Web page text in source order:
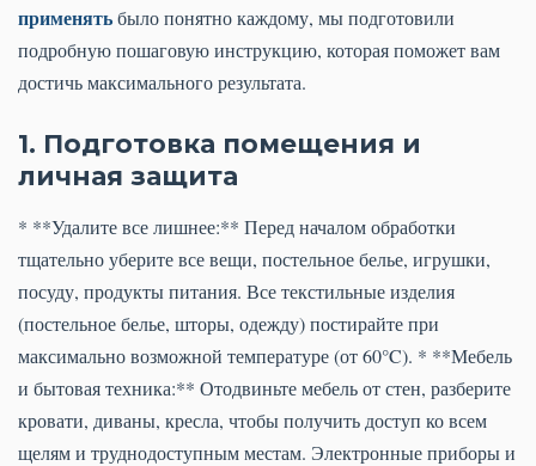
применятьбыло понятно каждому, мы подготовили
подробную пошаговую инструкцию, которая поможет вам
достичь максимального результата.
1. Подготовка помещения и
личная защита
* **Удалите все лишнее:** Перед началом обработки
тщательно уберите все вещи, постельное белье, игрушки,
посуду, продукты питания. Все текстильные изделия
(постельное белье, шторы, одежду) постирайте при
максимально возможной температуре (от 60°C). * **Мебель
и бытовая техника:** Отодвиньте мебель от стен, разберите
кровати, диваны, кресла, чтобы получить доступ ко всем
щелям и труднодоступным местам. Электронные приборы и